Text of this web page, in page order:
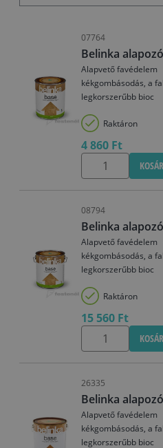
07764
Belinka
Alapvető favédelem
kékgombásodás, a
legkorszerűbb bioc
Raktáron
4 860 Ft
08794
Belinka
Alapvető favédelem
kékgombásodás, a
legkorszerűbb bioc
Raktáron
15 560 Ft
26335
Belinka
Alapvető favédelem
kékgombásodás, a
legkorszerűbb bioc